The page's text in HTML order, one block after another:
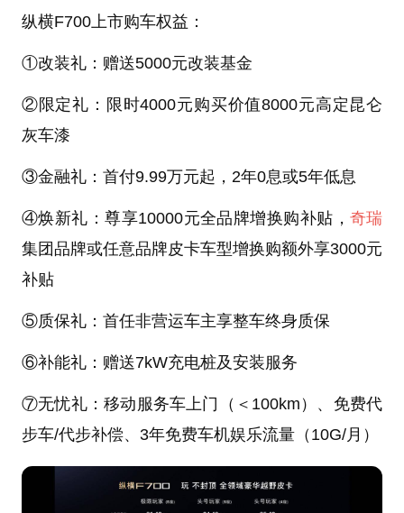
纵横F700上市购车权益：
①改装礼：赠送5000元改装基金
②限定礼：限时4000元购买价值8000元高定昆仑
灰车漆
③金融礼：首付9.99万元起，2年0息或5年低息
④焕新礼：尊享10000元全品牌增换购补贴，奇瑞
集团品牌或任意品牌皮卡车型增换购额外享3000元
补贴
⑤质保礼：首任非营运车主享整车终身质保
⑥补能礼：赠送7kW充电桩及安装服务
⑦无忧礼：移动服务车上门（＜100km）、免费代
步车/代步补偿、3年免费车机娱乐流量（10G/月）